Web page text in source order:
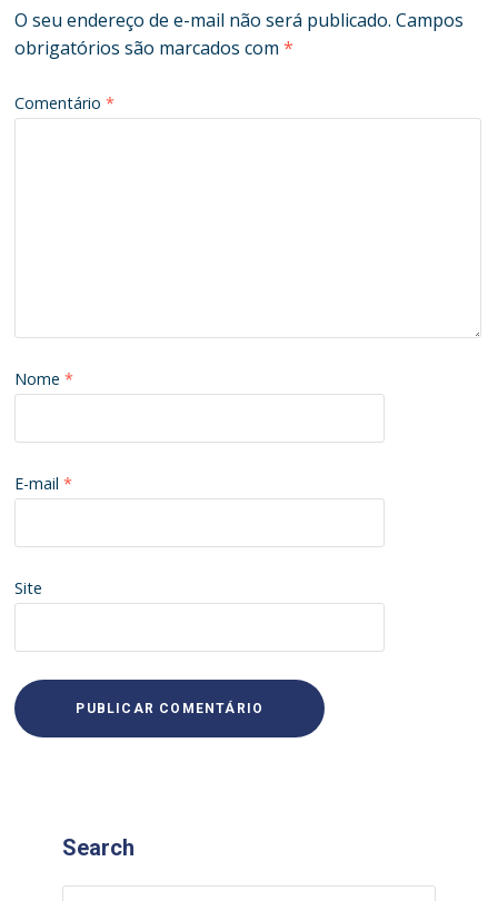
O seu endereço de e-mail não será publicado. Campos
obrigatórios são marcados com*
Comentário*
Nome*
E-mail*
Site
Search